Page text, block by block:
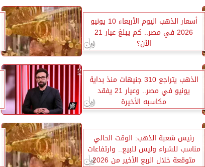
أسعار الذهب اليوم الأربعاء 10 يونيو
2026 في مصر.. كم يبلغ عيار 21
الآن؟
الذهب يتراجع 310 جنيهات منذ بداية
يونيو في مصر.. وعيار 21 يفقد
مكاسبه الأخيرة
رئيس شعبة الذهب: الوقت الحالي
مناسب للشراء وليس للبيع.. وارتفاعات
متوقعة خلال الربع الأخير من 2026